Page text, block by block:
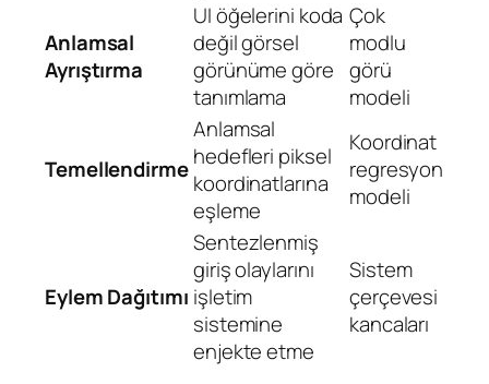
Anlamsal
Ayrıştırma
UI öğelerini koda
değil görsel
görünüme göre
tanımlama
Çok
modlu
görü
modeli
Temellendirme
Anlamsal
hedefleri piksel
koordinatlarına
eşleme
Koordinat
regresyon
modeli
Eylem Dağıtımı
Sentezlenmiş
giriş olaylarını
işletim
sistemine
enjekte etme
Sistem
çerçevesi
kancaları